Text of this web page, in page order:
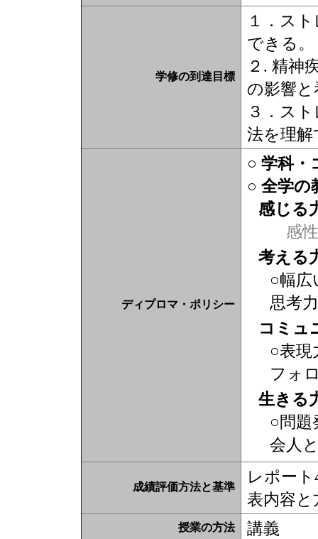
学修の到達目標
１．ス
できる。
２. 精神
の影響
３．ス
法を理
ディプロマ・ポリシー
○ 学科・
○ 全学の
感じる
感性
考える
○幅広
思考力
コミュ
○表現
フォ
生きる
○問題
会人
成績評価方法と基準
レポー
表内容と
授業の方法 講義